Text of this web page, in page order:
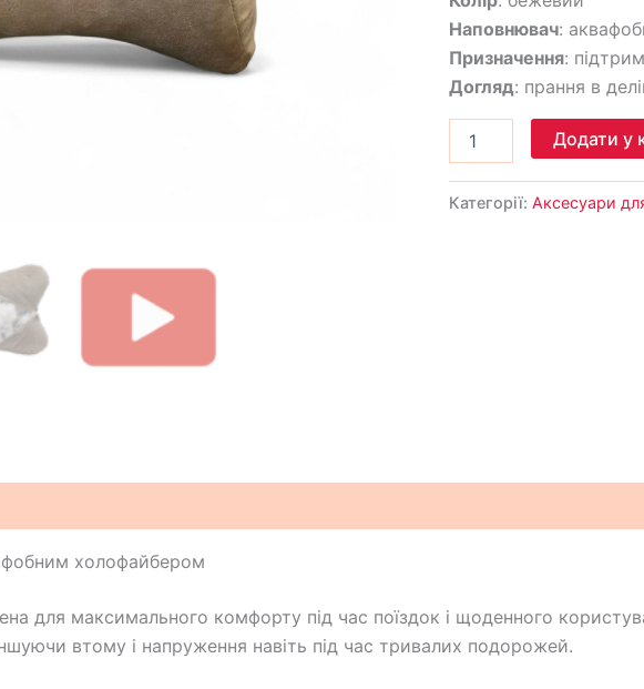
Наповнювач:
Призначення:
Догляд: прання в
Додати у
Категорії: Аксесуари
холофайбером
для максимального комфорту під час поїздок і щоденного
втому і напруження навіть під час тривалих подорожей.